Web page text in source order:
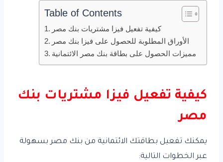
Table of Contents
كيفية تفعيل فيزا مشتريات بنك مصر
الأوراق المطلوبة للحصول على فيزا بنك مصر
مميزات الحصول على بطاقة بنك مصر الائتمانية
كيفية تفعيل فيزا مشتريات بنك
مصر
يمكنك تفعيل بطاقتك الائتمانية من بنك مصر بسهولة
عبر الخطوات التالية: